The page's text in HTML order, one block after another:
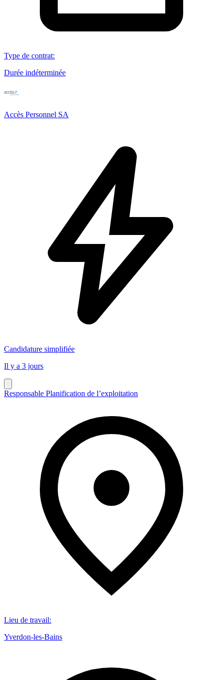
Type de contrat:
Durée indéterminée
Accès Personnel SA
Candidature simplifiée
Il y a 3 jours
Responsable Planification de l’exploitation
Lieu de travail:
Yverdon-les-Bains